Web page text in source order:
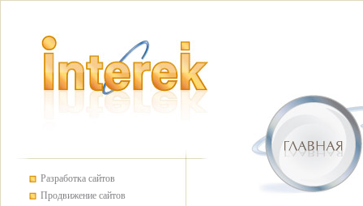
Разработка сайтов
Продвижение сайтов